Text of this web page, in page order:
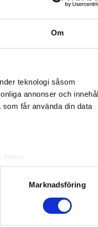
Om
teknologi såsom
annonser och
får använda din data
meter
. Du kan ändra
Marknadsföring
Täydellinen niille,
neljä pakkausta
ja jäänteiden
teippipalat eivät kosketa
muita tuotteita, koska ne